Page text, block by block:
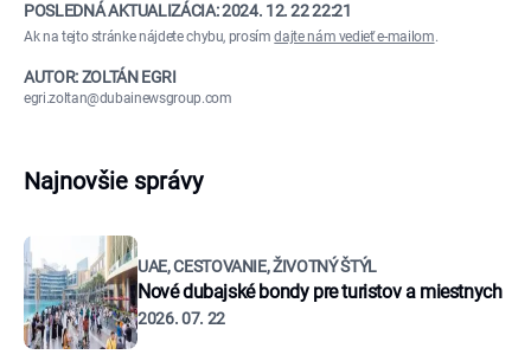
POSLEDNÁ AKTUALIZÁCIA:2024. 12. 22 22:21
Ak na tejto stránke nájdete chybu, prosímdajte nám vedieť e-mailom.
AUTOR: ZOLTÁN EGRI
egri.zoltan@dubainewsgroup.com
Najnovšie správy
UAE, CESTOVANIE, ŽIVOTNÝ ŠTÝL
Nové dubajské bondy pre turistov a miestnych
2026. 07. 22